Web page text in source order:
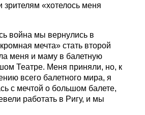
«хотелось меня
война мы вернулись в
мечта» стать второй
меня и маму в балетную
Театре. Меня приняли, но, к
всего балетного мира, я
с мечтой о большом балете,
работать в Ригу, и мы